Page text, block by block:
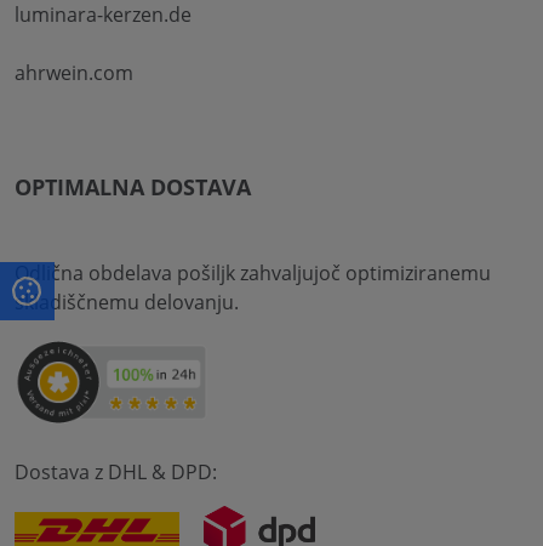
luminara-kerzen.de
ahrwein.com
OPTIMALNA DOSTAVA
Odlična obdelava pošiljk zahvaljujoč optimiziranemu
skladiščnemu delovanju.
Dostava z DHL & DPD: